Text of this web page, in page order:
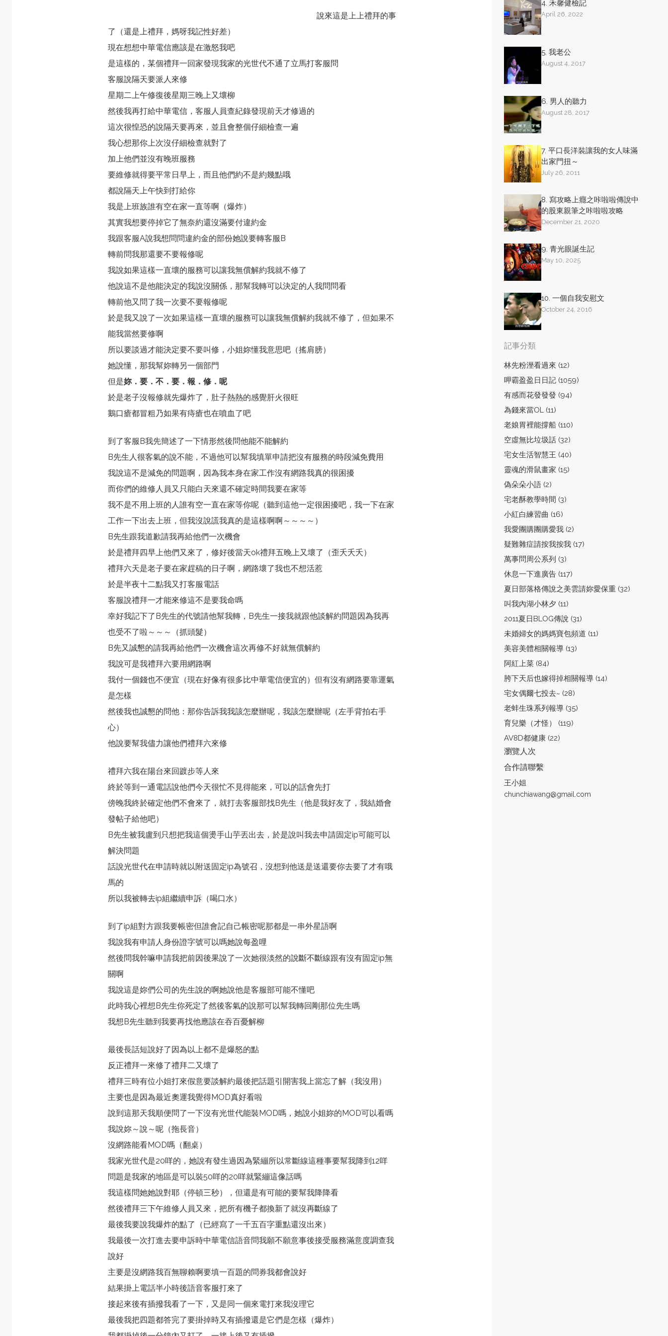
說來這是上上禮拜的事
了（還是上禮拜，媽呀我記性好差）
現在想想中華電信應該是在激怒我吧
是這樣的，某個禮拜一回家發現我家的光世代不通了立馬打客服問
客服說隔天要派人來修
星期二上午修復後星期三晚上又壞柳
然後我再打給中華電信，客服人員查紀錄發現前天才修過的
這次很惶恐的說隔天要再來，並且會整個仔細檢查一遍
我心想那你上次沒仔細檢查就對了
加上他們並沒有晚班服務
要維修就得要平常日早上，而且他們約不是約幾點哦
都說隔天上午快到打給你
我是上班族誰有空在家一直等啊（爆炸）
其實我想要停掉它了無奈約還沒滿要付違約金
我跟客服A說我想問問違約金的部份她說要轉客服B
轉前問我那還要不要報修呢
我說如果這樣一直壞的服務可以讓我無償解約我就不修了
他說這不是他能決定的我說沒關係，那幫我轉可以決定的人我問問看
轉前他又問了我一次要不要報修呢
於是我又說了一次如果這樣一直壞的服務可以讓我無償解約我就不修了，但如果不
能我當然要修啊
所以要談過才能決定要不要叫修，小姐妳懂我意思吧（搖肩膀）
她說懂，那我幫妳轉另一個部門
但是妳．要．不．要．報．修．呢
於是老子沒報修就先爆炸了，肚子熱熱的感覺肝火很旺
鵝口瘡都冒粗乃如果有痔瘡也在噴血了吧
到了客服B我先簡述了一下情形然後問他能不能解約
B先生人很客氣的說不能，不過他可以幫我填單申請把沒有服務的時段減免費用
我說這不是減免的問題啊，因為我本身在家工作沒有網路我真的很困擾
而你們的維修人員又只能白天來還不確定時間我要在家等
我不是不用上班的人誰有空一直在家等你呢（聽到這他一定很困擾吧，我一下在家
工作一下出去上班，但我沒說謊我真的是這樣啊啊～～～～）
B先生跟我道歉請我再給他們一次機會
於是禮拜四早上他們又來了，修好後當天ok禮拜五晚上又壞了（歪夭夭夭）
禮拜六天是老子要在家趕稿的日子啊，網路壞了我也不想活惹
於是半夜十二點我又打客服電話
客服說禮拜一才能來修這不是要我命嗎
幸好我記下了B先生的代號請他幫我轉，B先生一接我就跟他談解約問題因為我再
也受不了啦～～～（抓頭髮）
B先又誠懇的請我再給他們一次機會這次再修不好就無償解約
我說可是我禮拜六要用網路啊
我付一個錢也不便宜（現在好像有很多比中華電信便宜的）但有沒有網路要靠運氣
是怎樣
然後我也誠懇的問他：那你告訴我我該怎麼辦呢，我該怎麼辦呢（左手背拍右手
心）
他說要幫我儘力讓他們禮拜六來修
禮拜六我在陽台來回踱步等人來
終於等到一通電話說他們今天很忙不見得能來，可以的話會先打
傍晚我終於確定他們不會來了，就打去客服部找B先生（他是我好友了，我結婚會
發帖子給他吧）
B先生被我盧到只想把我這個燙手山芋丟出去，於是說叫我去申請固定ip可能可以
解決問題
話說光世代在申請時就以附送固定ip為號召，沒想到他送是送還要你去要了才有哦
馬的
所以我被轉去ip組繼續申訴（喝口水）
到了ip組對方跟我要帳密但誰會記自己帳密呢那都是一串外星語啊
我說我有申請人身份證字號可以嗎她說每盈哩
然後問我幹嘛申請我把前因後果說了一次她很淡然的說斷不斷線跟有沒有固定ip無
關啊
我說這是妳們公司的先生說的啊她說他是客服部可能不懂吧
此時我心裡想B先生你死定了然後客氣的說那可以幫我轉回剛那位先生嗎
我想B先生聽到我要再找他應該在吞百憂解柳
最後長話短說好了因為以上都不是爆怒的點
反正禮拜一來修了禮拜二又壞了
禮拜三時有位小姐打來假意要談解約最後把話題引開害我上當忘了解（我沒用）
主要也是因為最近奧運我覺得MOD真好看啦
說到這那天我順便問了一下沒有光世代能裝MOD嗎，她說小姐妳的MOD可以看嗎
我說妳～說～呢（拖長音）
沒網路能看MOD嗎（翻桌）
我家光世代是20咩的，她說有發生過因為緊繃所以常斷線這種事要幫我降到12咩
問題是我家的地區是可以裝50咩的20咩就緊繃這像話嗎
我這樣問她她說對耶（停頓三秒），但還是有可能的要幫我降降看
然後禮拜三下午維修人員又來，把所有機子都換新了就沒再斷線了
最後我要說我爆炸的點了（已經寫了一千五百字重點還沒出來）
我最後一次打進去要申訴時中華電信語音問我願不願意事後接受服務滿意度調查我
說好
主要是沒網路我百無聊賴啊要填一百題的問券我都會說好
結果掛上電話半小時後語音客服打來了
接起來後有插撥我看了一下，又是同一個來電打來我沒理它
最後我把四題都答完了要掛掉時又有插撥還是它們是怎樣（爆炸）
4. 禾馨健檢記
April 26, 2022
5. 我老公
August 4, 2017
6. 男人的聽力
August 28, 2017
7. 平口長洋裝讓我的女人味滿
出家門扭～
July 26, 2011
8. 寫攻略上癮之咔啦啦傳說中
的股東親筆之咔啦啦攻略
December 21, 2020
9. 青光眼誕生記
May 10, 2025
10. 一個自我安慰文
October 24, 2016
記事分類
林先粉溼看過來 (12)
呷霸盈盈日日記 (1059)
有感而花發發發 (94)
為錢來當OL (11)
老娘胃裡能撐船 (110)
空虛無比垃圾話 (32)
宅女生活智慧王 (40)
靈魂的滑鼠畫家 (15)
偽朵朵小語 (2)
宅老酥教學時間 (3)
小紅白練習曲 (16)
我愛團購團購愛我 (2)
疑難雜症請按我按我 (17)
萬事問周公系列 (3)
休息一下進廣告 (117)
夏日部落格傳說之美雲請妳愛保重 (32)
叫我內湖小林夕 (11)
2011夏日BLOG傳說 (31)
未婚婦女的媽媽寶包頻道 (11)
美容美體相關報導 (13)
阿紅上菜 (84)
胯下天后也嫁得掉相關報導 (14)
宅女偶爾七投去~ (28)
老蚌生珠系列報導 (35)
育兒樂（才怪） (119)
AV8D都健康 (22)
瀏覽人次
合作請聯繫
王小姐
chunchiawang@gmail.com